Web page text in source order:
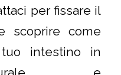
per fissare il
scoprire come
intestino in